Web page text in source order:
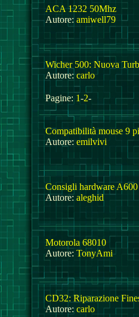
ACA 1232 50Mhz
Autore: amiwell79
Wicher 500: Nuova
Autore:carlo
Pagine:1-2-
Compatibilità mouse 9
Autore: emilvivi
Consigli hardware A600
Autore:aleghid
Motorola 68010
Autore: TonyAmi
CD32: Riparazione
Autore:carlo